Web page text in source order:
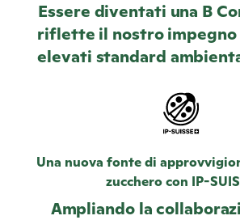
Essere diventati una B
riflette il nostro impegno
elevati standard
Una nuova fonte di
zucchero con IP-
Ampliando la